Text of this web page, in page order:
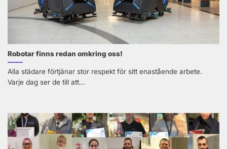
Robotar finns redan omkring oss!
Alla städare förtjänar stor respekt för sitt enastående arbete.
Varje dag ser de till att...